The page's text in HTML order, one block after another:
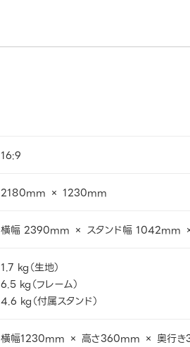
16:9
2180mm × 1230mm
横幅 2390mm × スタンド幅 1042mm
1.7 kg（生地）
6.5 kg（フレーム）
4.6 kg（付属スタンド）
横幅1230mm × 高さ360mm × 奥行